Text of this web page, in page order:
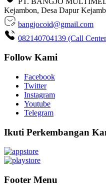
Kejambon, Desa Dapur
bangjocoid@gmail.com
082140704139 (Call
Follow Kami
Facebook
Twitter
Instagram
Youtube
Telegram
Ikuti Perkembangan
Footer Menu